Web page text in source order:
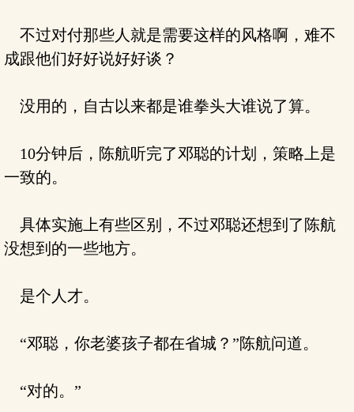
不过对付那些人就是需要这样的风格啊，难不
成跟他们好好说好好谈？
没用的，自古以来都是谁拳头大谁说了算。
10分钟后，陈航听完了邓聪的计划，策略上是
一致的。
具体实施上有些区别，不过邓聪还想到了陈航
没想到的一些地方。
是个人才。
“邓聪，你老婆孩子都在省城？”陈航问道。
“对的。”